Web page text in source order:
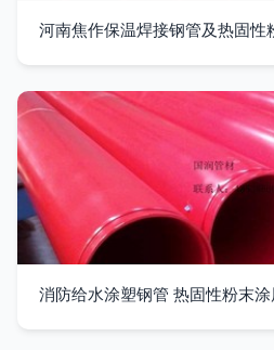
河南焦作保温焊接钢管及热固性
消防给水涂塑钢管 热固性粉末